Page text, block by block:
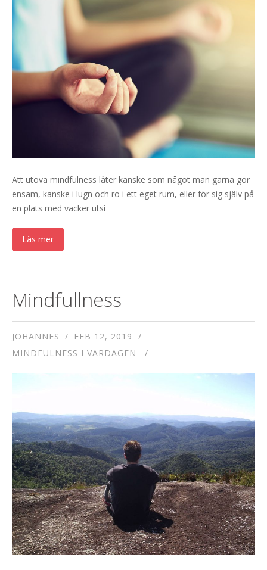
Att utöva mindfulness låter kanske som något man gärna gör
ensam, kanske i lugn och ro i ett eget rum, eller för sig själv på
en plats med vacker utsi
Läs mer
Mindfullness
JOHANNES
FEB 12, 2019
MINDFULNESS I VARDAGEN